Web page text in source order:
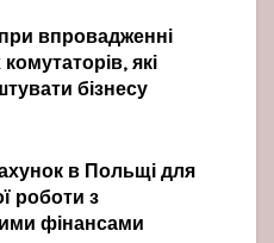
впровадженні
які
бізнесу
в Польщі для
роботи з
фінансами